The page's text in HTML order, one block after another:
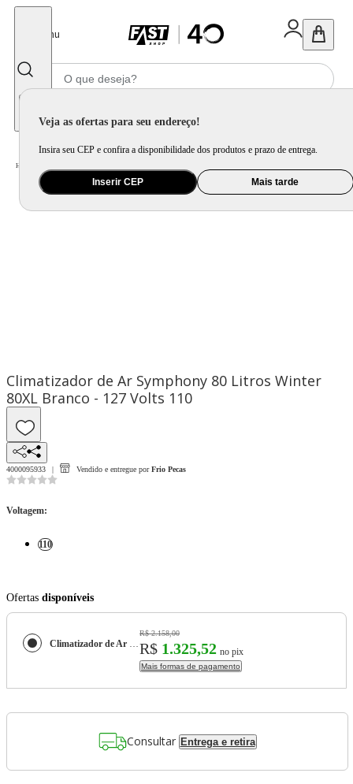
Menu
Veja as ofertas para seu endereço!
Insira seu CEP e confira a disponibilidade dos produtos e prazo de entrega.
Inserir CEP Mais tarde
Home
Climatizador de Ar Symphony 80 Litros Winter
80XL Branco - 127 Volts 110
4000095933 Vendido e entregue por Frio Pecas
Voltagem:
110
Ofertas disponíveis
Climatizador de Ar Symphony 80 Litros Winter 80XL Branco - 127 Volts
R$ 2.158,00
R$ 1.325,52 no pix
Mais formas de pagamento
Consultar Entrega e retira